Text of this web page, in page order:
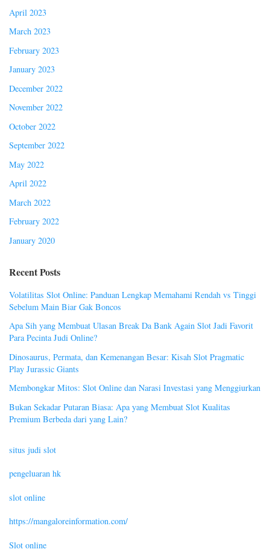
April 2023
March 2023
February 2023
January 2023
December 2022
November 2022
October 2022
September 2022
May 2022
April 2022
March 2022
February 2022
January 2020
Recent Posts
Volatilitas Slot Online: Panduan Lengkap Memahami Rendah vs Tinggi
Sebelum Main Biar Gak Boncos
Apa Sih yang Membuat Ulasan Break Da Bank Again Slot Jadi Favorit
Para Pecinta Judi Online?
Dinosaurus, Permata, dan Kemenangan Besar: Kisah Slot Pragmatic
Play Jurassic Giants
Membongkar Mitos: Slot Online dan Narasi Investasi yang Menggiurkan
Bukan Sekadar Putaran Biasa: Apa yang Membuat Slot Kualitas
Premium Berbeda dari yang Lain?
situs judi slot
pengeluaran hk
slot online
https://mangaloreinformation.com/
Slot online